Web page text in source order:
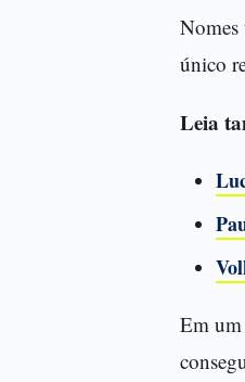
Nomes
único
Leia
Em um